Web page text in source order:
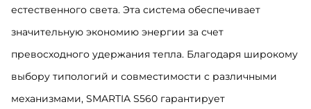
естественного света. Эта система обеспечивает
значительную экономию энергии за счет
превосходного удержания тепла. Благодаря широкому
выбору типологий и совместимости с различными
механизмами, SMARTIA S560 гарантирует